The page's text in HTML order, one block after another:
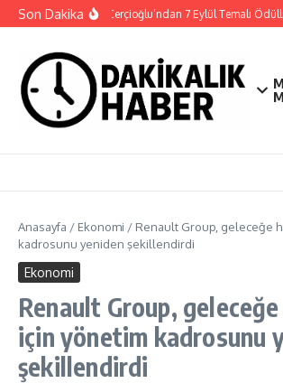
İçeriğe atla
Son DakikaBaşkan Çerçioğlu’ndan 7 Eylül Temalı
Anasayfa / Ekonomi / Renault Group, geleceğe
kadrosunu yeniden şekillendirdi
Ekonomi
Renault Group, geleceğe
için yönetim kadrosunu
şekillendirdi